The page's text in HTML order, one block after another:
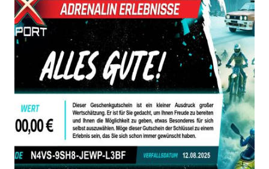
Nachricht hinzufügen können, um das Geschenk noch
besonderer zu gestalten. Verschenken Sie etwas
Außergewöhnliches – schenken Sie ein Erlebnis!
WARUM EINEN WERTGUTSCHEIN
WÄHLEN?
VOLLE ENTSCHEIDUNGSFREIHEIT
Der Beschenkte kann sein Erlebnis aus einer großen
Auswahl an Aktivitäten selbst auswählen – von